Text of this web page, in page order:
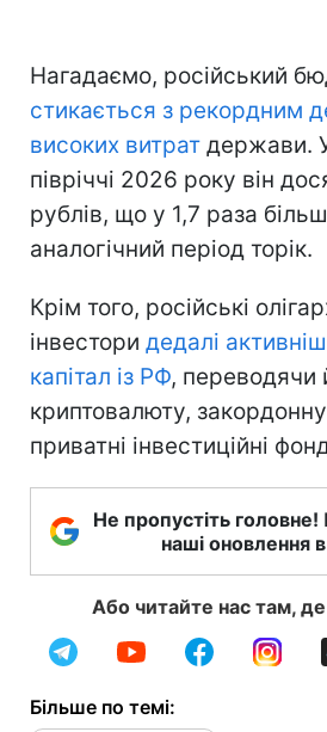
Нагадаємо, російський
стикається з рекордним
високих витрат держави.
півріччі 2026 року він
рублів, що у 1,7 раза
аналогічний період торік.
Крім того, російські
інвестори дедалі
капітал із РФ, переводячи
криптовалюту,
приватні інвестиційні
Не пропустіть головне!
наші оновлення
Або читайте нас там,
Більше по темі: